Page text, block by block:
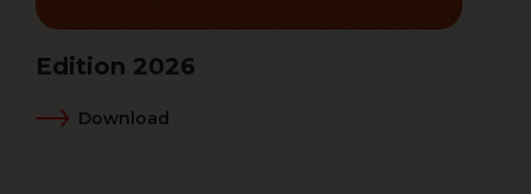
Edition 2026
Download